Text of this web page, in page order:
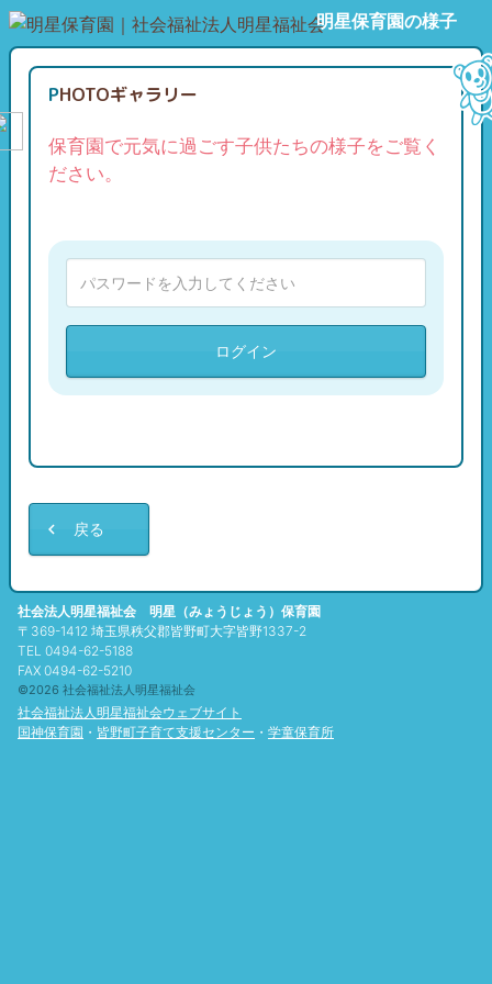
明星保育園の様子
PHOTOギャラリー
保育園で元気に過ごす子供たちの様子をご覧く
ださい。
戻る
社会法人明星福祉会 明星（みょうじょう）保育園
〒369-1412 埼玉県秩父郡皆野町大字皆野1337-2
TEL 0494-62-5188
FAX 0494-62-5210
©2026 社会福祉法人明星福祉会
社会福祉法人明星福祉会ウェブサイト
国神保育園 ・ 皆野町子育て支援センター ・ 学童保育所